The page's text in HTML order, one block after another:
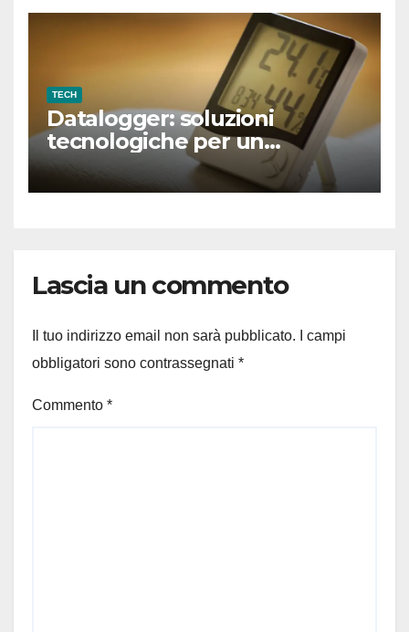
TECH
Datalogger: soluzioni
tecnologiche per un
monitoraggio smart
Lascia un commento
Il tuo indirizzo email non sarà pubblicato.
I campi
obbligatori sono contrassegnati *
Commento *